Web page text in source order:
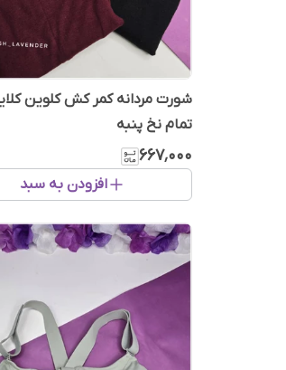
شورت مردانه کمر کش کلوین
تمام نخ پنبه
۶۶۷٬۰۰۰
افزودن به سبد